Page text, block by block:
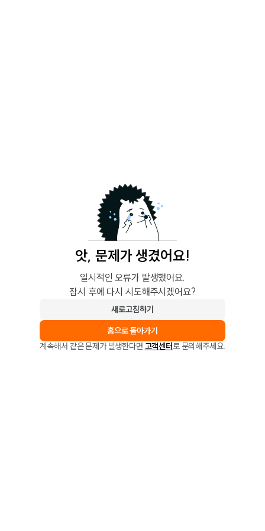
앗, 문제가 생겼어요!
일시적인 오류가 발생했어요.
잠시 후에 다시 시도해주시겠어요?
새로고침하기
홈으로 돌아가기
계속해서 같은 문제가 발생한다면 고객센터로 문의해주세요.